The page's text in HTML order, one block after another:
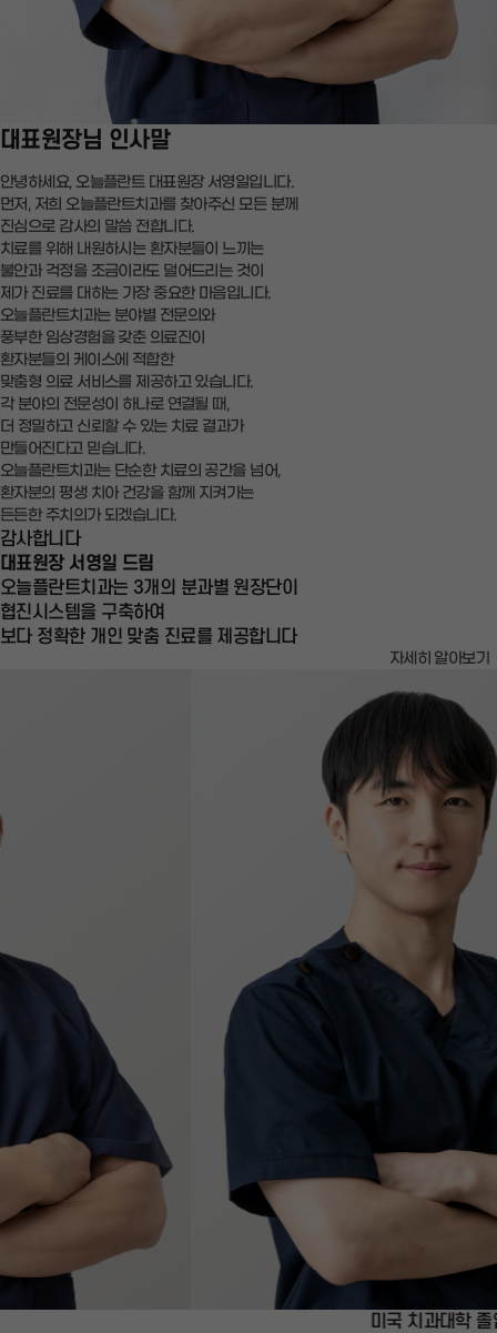
대표원장님 인사말
안녕하세요, 오늘플란트 대표원장 서영일입니다.
먼저, 저희 오늘플란트치과를 찾아주신 모든 분께
진심으로 감사의 말씀 전합니다.
치료를 위해 내원하시는 환자분들이 느끼는
불안과 걱정을 조금이라도 덜어드리는 것이
제가 진료를 대하는 가장 중요한 마음입니다.
오늘플란트치과는 분야별 전문의와
풍부한 임상경험을 갖춘 의료진이
환자분들의 케이스에 적합한
맞춤형 의료 서비스를 제공하고 있습니다.
각 분야의 전문성이 하나로 연결될 때,
더 정밀하고 신뢰할 수 있는 치료 결과가
만들어진다고 믿습니다.
오늘플란트치과는 단순한 치료의 공간을 넘어,
환자분의 평생 치아 건강을 함께 지켜가는
든든한 주치의가 되겠습니다.
감사합니다
대표원장 서영일 드림
오늘플란트치과는 3개의 분과별 원장단이
협진시스템을 구축하여
보다 정확한 개인 맞춤 진료를 제공합니다
미국 치과대학 졸업